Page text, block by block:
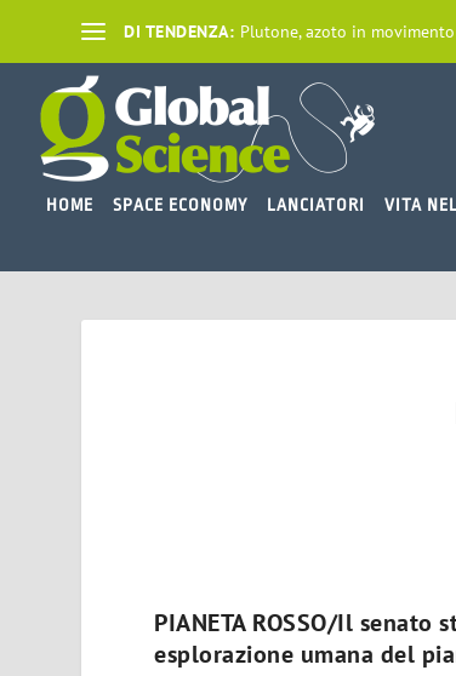
DI TENDENZA: Plutone, azoto in movimento
HOME SPACE ECONOMY LANCIATORI VITA
PIANETA ROSSO/Il
esplorazione umana del